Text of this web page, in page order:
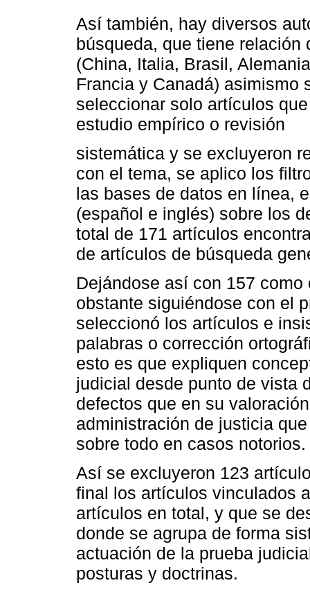
Así también, hay diversos
búsqueda, que tiene
(China, Italia, Brasil,
Francia y Canadá) asimismo
seleccionar solo artículos
estudio empírico o revisión
sistemática y se excluyeron
con el tema, se aplico los
las bases de datos en línea,
(español e inglés) sobre los
total de 171 artículos
de artículos de búsqueda
Dejándose así con 157
obstante siguiéndose con el
seleccionó los artículos e
palabras o corrección
esto es que expliquen
judicial desde punto de vista
defectos que en su
administración de justicia
sobre todo en casos notorios.
Así se excluyeron 123
final los artículos vinculados
artículos en total, y que se
donde se agrupa de forma
actuación de la prueba
posturas y doctrinas.